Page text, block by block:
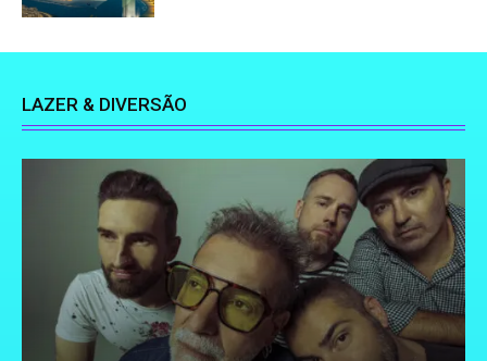
LAZER & DIVERSÃO